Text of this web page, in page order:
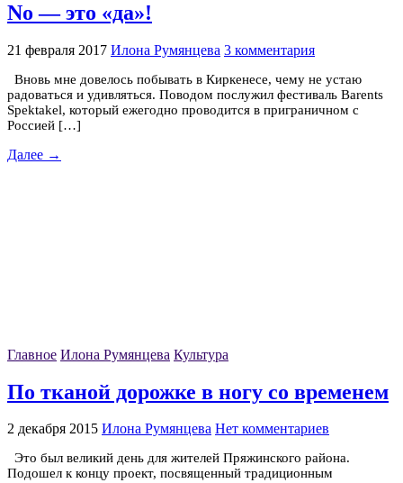
No — это «да»!
21 февраля 2017 Илона Румянцева 3 комментария
Вновь мне довелось побывать в Киркенесе, чему не устаю
радоваться и удивляться. Поводом послужил фестиваль Barents
Spektakel, который ежегодно проводится в приграничном с
Россией […]
Далее →
Главное Илона Румянцева Культура
По тканой дорожке в ногу со временем
2 декабря 2015 Илона Румянцева Нет комментариев
Это был великий день для жителей Пряжинского района.
Подошел к концу проект, посвященный традиционным